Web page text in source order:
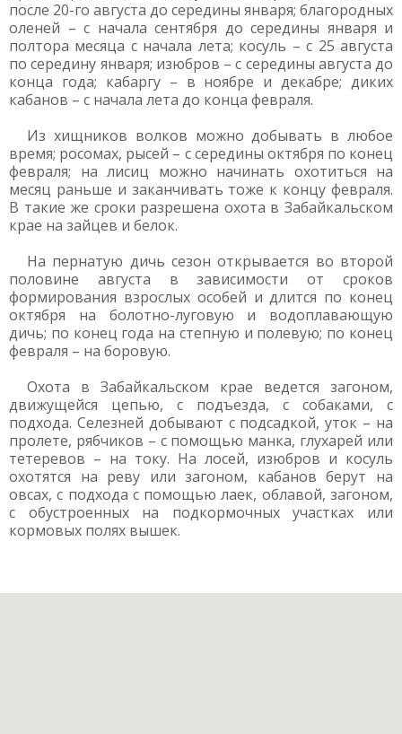
после 20-го августа до середины января; благородных
оленей – с начала сентября до середины января и
полтора месяца с начала лета; косуль – с 25 августа
по середину января; изюбров – с середины августа до
конца года; кабаргу – в ноябре и декабре; диких
кабанов – с начала лета до конца февраля.
Из хищников волков можно добывать в любое
время; росомах, рысей – с середины октября по конец
февраля; на лисиц можно начинать охотиться на
месяц раньше и заканчивать тоже к концу февраля.
В такие же сроки разрешена охота в Забайкальском
крае на зайцев и белок.
На пернатую дичь сезон открывается во второй
половине августа в зависимости от сроков
формирования взрослых особей и длится по конец
октября на болотно-луговую и водоплавающую
дичь; по конец года на степную и полевую; по конец
февраля – на боровую.
Охота в Забайкальском крае ведется загоном,
движущейся цепью, с подъезда, с собаками, с
подхода. Селезней добывают с подсадкой, уток – на
пролете, рябчиков – с помощью манка, глухарей или
тетеревов – на току. На лосей, изюбров и косуль
охотятся на реву или загоном, кабанов берут на
овсах, с подхода с помощью лаек, облавой, загоном,
с обустроенных на подкормочных участках или
кормовых полях вышек.